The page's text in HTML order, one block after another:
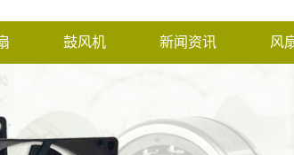
鼓风机 新闻资讯 风